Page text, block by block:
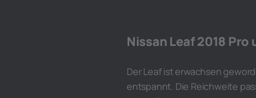
Nissan Leaf 2018 Pro
Der Leaf ist erwachsen
entspannt. Die Reichweite